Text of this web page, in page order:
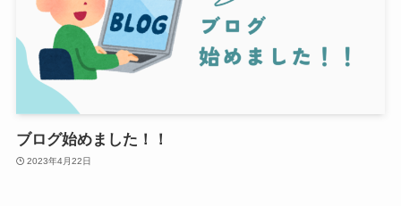
ブログ始めました！！
2023年4月22日